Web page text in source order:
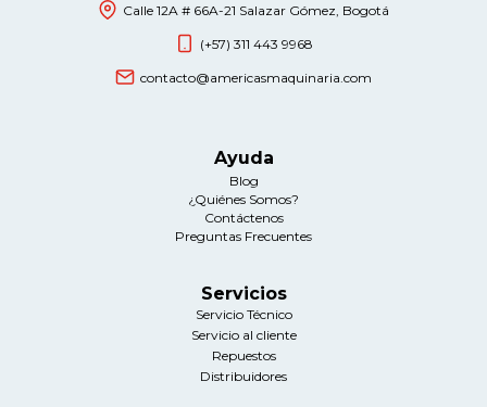
Calle 12A # 66A-21 Salazar Gómez, Bogotá
(+57) 311 443 9968
contacto@americasmaquinaria.com
Ayuda
Blog
¿Quiénes Somos?
Contáctenos
Preguntas Frecuentes
Servicios
Servicio Técnico
Servicio al cliente
Repuestos
Distribuidores